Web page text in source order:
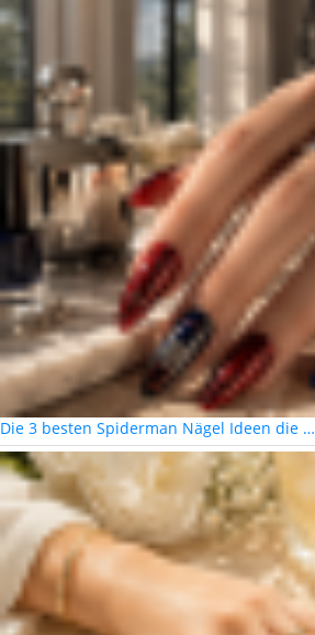
Die 3 besten Spiderman Nägel Ideen die …